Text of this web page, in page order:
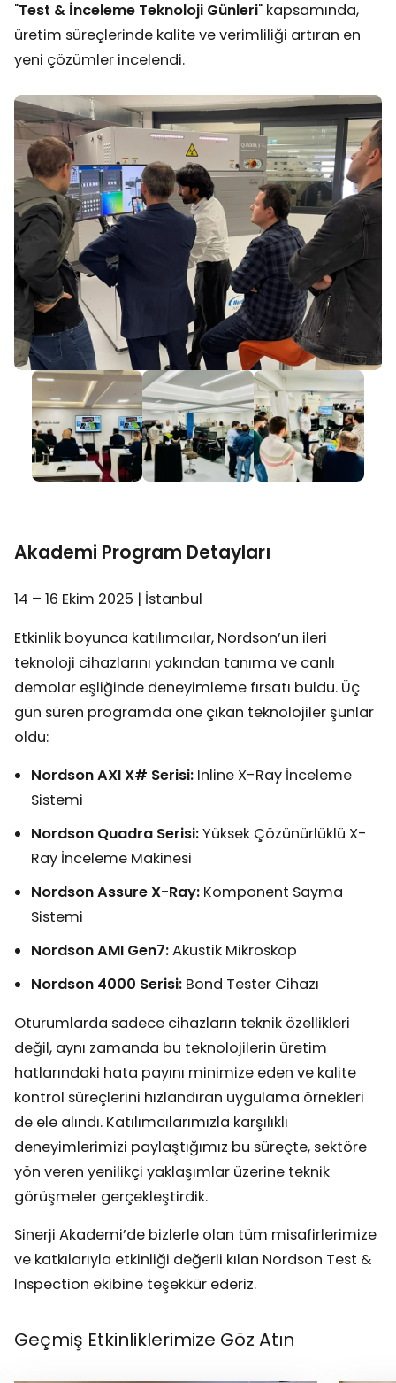
"Test & İnceleme Teknoloji Günleri" kapsamında,
üretim süreçlerinde kalite ve verimliliği artıran en
yeni çözümler incelendi.
Akademi Program Detayları
14 – 16 Ekim 2025 | İstanbul
Etkinlik boyunca katılımcılar, Nordson’un ileri
teknoloji cihazlarını yakından tanıma ve canlı
demolar eşliğinde deneyimleme fırsatı buldu. Üç
gün süren programda öne çıkan teknolojiler şunlar
oldu:
Nordson AXI X# Serisi:Inline X-Ray İnceleme
Sistemi
Nordson Quadra Serisi:Yüksek Çözünürlüklü X-
Ray İnceleme Makinesi
Nordson Assure X-Ray:Komponent Sayma
Sistemi
Nordson AMI Gen7:Akustik Mikroskop
Nordson 4000 Serisi:Bond Tester Cihazı
Oturumlarda sadece cihazların teknik özellikleri
değil, aynı zamanda bu teknolojilerin üretim
hatlarındaki hata payını minimize eden ve kalite
kontrol süreçlerini hızlandıran uygulama örnekleri
de ele alındı. Katılımcılarımızla karşılıklı
deneyimlerimizi paylaştığımız bu süreçte, sektöre
yön veren yenilikçi yaklaşımlar üzerine teknik
görüşmeler gerçekleştirdik.
Sinerji Akademi’de bizlerle olan tüm misafirlerimize
ve katkılarıyla etkinliği değerli kılan Nordson Test &
Inspection ekibine teşekkür ederiz.
Geçmiş Etkinliklerimize Göz Atın